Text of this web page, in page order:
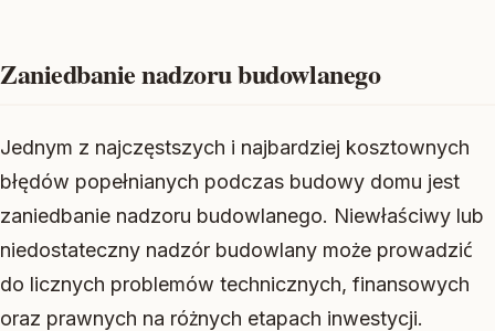
Zaniedbanie nadzoru budowlanego
Jednym z najczęstszych i najbardziej kosztownych
błędów popełnianych podczas budowy domu jest
zaniedbanie nadzoru budowlanego. Niewłaściwy lub
niedostateczny nadzór budowlany może prowadzić
do licznych problemów technicznych, finansowych
oraz prawnych na różnych etapach inwestycji.